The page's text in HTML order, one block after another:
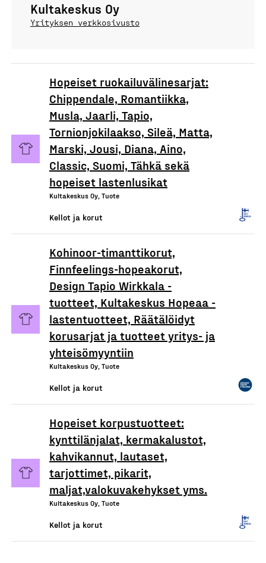
Kultakeskus Oy
Yrityksen verkkosivusto
Hopeiset ruokailuvälinesarjat:
Chippendale, Romantiikka,
Musla, Jaarli, Tapio,
Tornionjokilaakso, Sileä, Matta,
Marski, Jousi, Diana, Aino,
Classic, Suomi, Tähkä sekä
hopeiset lastenlusikat
Kultakeskus Oy, Tuote
Kellot ja korut
Kohinoor-timanttikorut,
Finnfeelings-hopeakorut,
Design Tapio Wirkkala -
tuotteet, Kultakeskus Hopeaa -
lastentuotteet, Räätälöidyt
korusarjat ja tuotteet yritys- ja
yhteisömyyntiin
Kultakeskus Oy, Tuote
Kellot ja korut
Hopeiset korpustuotteet:
kynttilänjalat, kermakalustot,
kahvikannut, lautaset,
tarjottimet, pikarit,
maljat,valokuvakehykset yms.
Kultakeskus Oy, Tuote
Kellot ja korut